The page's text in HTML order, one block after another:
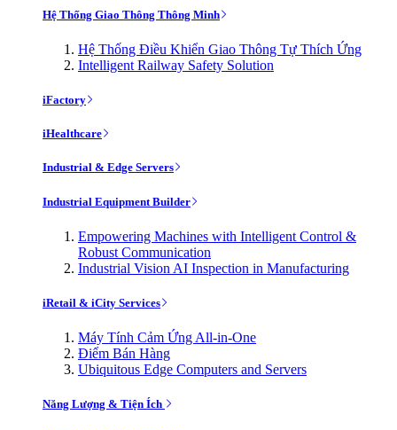
Hệ Thống Giao Thông Thông Minh
Hệ Thống Điều Khiển Giao Thông Tự Thích Ứng
Intelligent Railway Safety Solution
iFactory
iHealthcare
Industrial & Edge Servers
Industrial Equipment Builder
Empowering Machines with Intelligent Control &
Robust Communication
Industrial Vision AI Inspection in Manufacturing
iRetail & iCity Services
Máy Tính Cảm Ứng All-in-One
Điểm Bán Hàng
Ubiquitous Edge Computers and Servers
Năng Lượng & Tiện Ích